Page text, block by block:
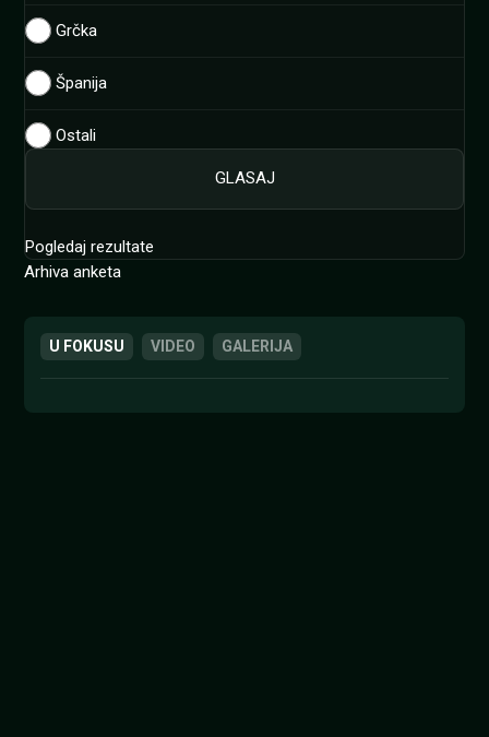
Grčka
Španija
Ostali
Pogledaj rezultate
Arhiva anketa
U FOKUSU VIDEO GALERIJA